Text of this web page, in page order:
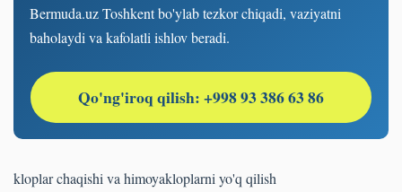
Bermuda.uz Toshkent bo'ylab tezkor chiqadi, vaziyatni
baholaydi va kafolatli ishlov beradi.
Qo'ng'iroq qilish: +998 93 386 63 86
kloplar chaqishi va himoyakloplarni yo'q qilish